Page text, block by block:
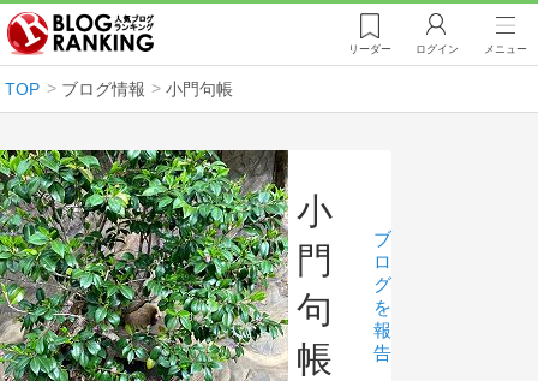
リーダー ログイン メニュー
TOP ブログ情報 小門句帳
小
門
句
帳
ブ
ロ
グ
を
報
告